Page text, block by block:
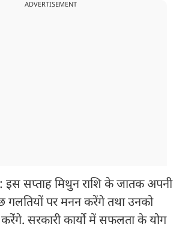
ADVERTISEMENT
इस सप्ताह मिथुन राशि के जातक अपनी
गलतियों पर मनन करेंगे तथा उनको
सरकारी कार्यो में सफलता के योग